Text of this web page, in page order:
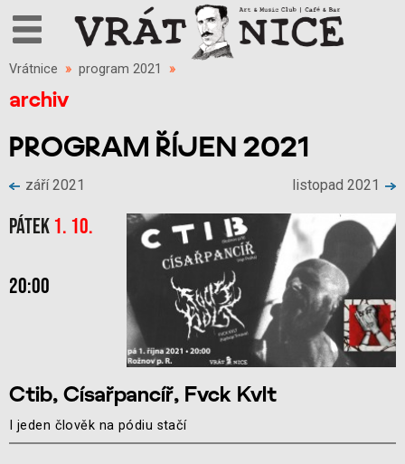
Vrátnice » program 2021 »
archiv
PROGRAM ŘÍJEN 2021
září 2021 listopad 2021
Pátek 1. 10.
20:00
Ctib, Císařpancíř, Fvck Kvlt
I jeden člověk na pódiu stačí